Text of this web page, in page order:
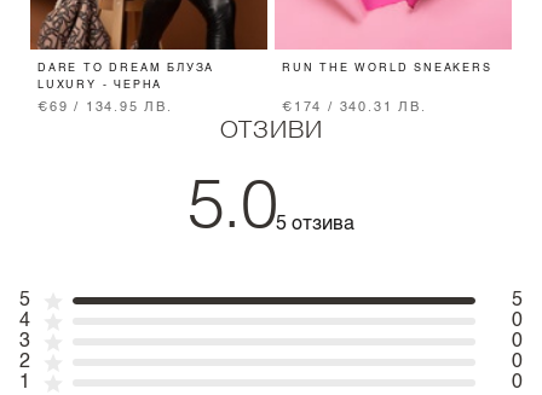
DARE TO DREAM БЛУЗА
LUXURY - ЧЕРНА
€69 / 134.95 ЛВ.
RUN THE WORLD SNEAKERS
€174 / 340.31 ЛВ.
ОТЗИВИ
5.05 отзива
5
5
4
0
3
0
2
0
1
0